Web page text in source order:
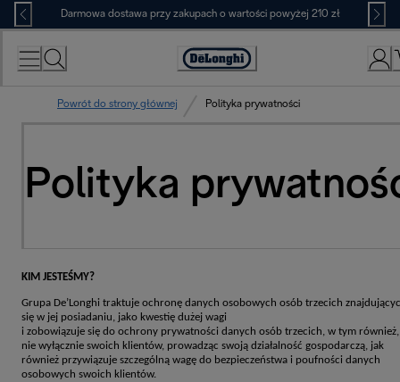
Skip
to
Content
Darmowa dostawa przy zakupach o wartości powyżej 210 zł
Deklaracja
Powrót do strony głównej Polityka prywatności
Polityka
KIM JESTEŚMY?
Grupa De’Longhi traktuje ochronę danych osobowych osób trzecich
się w jej posiadaniu, jako kwestię dużej wagi
i zobowiązuje się do ochrony prywatności danych osób trzecich, w tym również,
nie wyłącznie swoich klientów, prowadząc swoją działalność gospodarczą, jak
również przywiązuje szczególną wagę do bezpieczeństwa i poufności danych
osobowych swoich klientów.